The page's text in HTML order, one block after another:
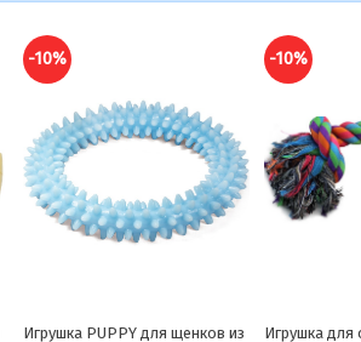
-10%
Игрушка для собак "Веревка, 2
-10%
Игрушка-